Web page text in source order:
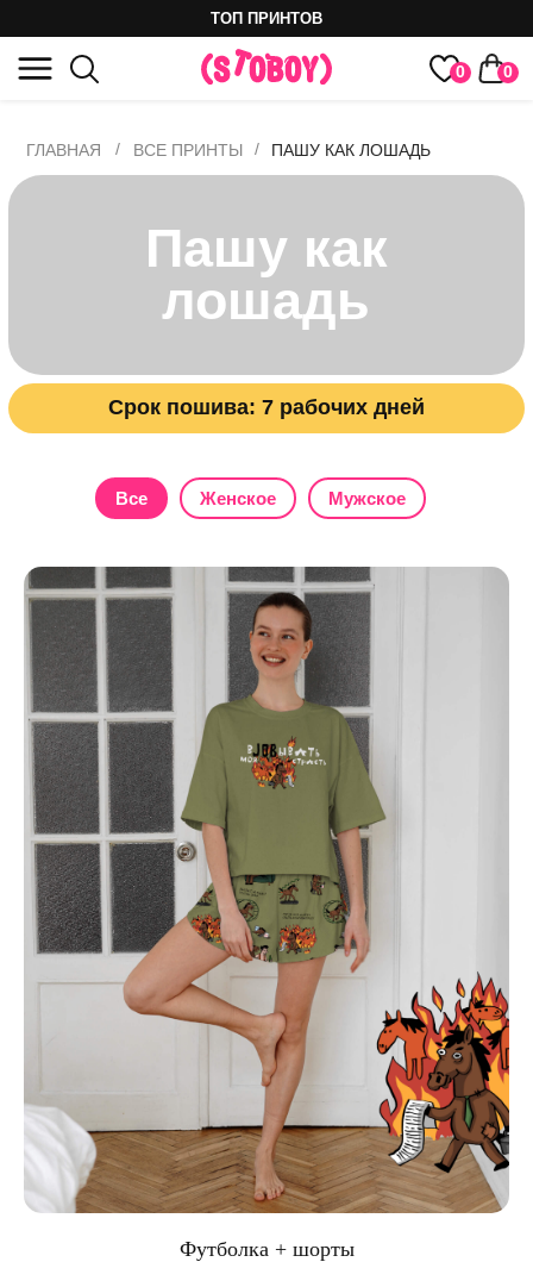
0
0
ТОП ПРИНТОВ
Пашу как
Срок пошива: 7 рабочих дней
Все Женское Мужское
Футболка + шорты